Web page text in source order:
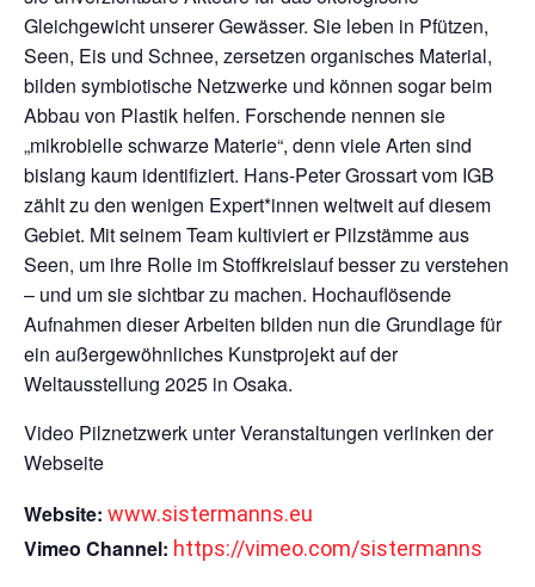
Gleichgewicht unserer Gewässer. Sie leben in Pfützen,
Seen, Eis und Schnee, zersetzen organisches Material,
bilden symbiotische Netzwerke und können sogar beim
Abbau von Plastik helfen. Forschende nennen sie
„mikrobielle schwarze Materie“, denn viele Arten sind
bislang kaum identifiziert. Hans-Peter Grossart vom IGB
zählt zu den wenigen Expert*innen weltweit auf diesem
Gebiet. Mit seinem Team kultiviert er Pilzstämme aus
Seen, um ihre Rolle im Stoffkreislauf besser zu verstehen
– und um sie sichtbar zu machen. Hochauflösende
Aufnahmen dieser Arbeiten bilden nun die Grundlage für
ein außergewöhnliches Kunstprojekt auf der
Weltausstellung 2025 in Osaka.
Video Pilznetzwerk unter Veranstaltungen verlinken der
Webseite
Website: www.sistermanns.eu
Vimeo Channel: https://vimeo.com/sistermanns